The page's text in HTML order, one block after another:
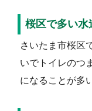
桜区で多い水
さいたま市桜区
いでトイレのつ
になることが多